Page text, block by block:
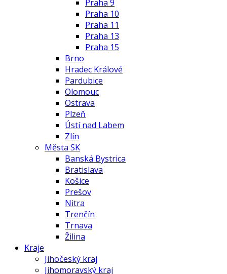
Praha 9
Praha 10
Praha 11
Praha 13
Praha 15
Brno
Hradec Králové
Pardubice
Olomouc
Ostrava
Plzeň
Ústí nad Labem
Zlín
Města SK
Banská Bystrica
Bratislava
Košice
Prešov
Nitra
Trenčín
Trnava
Žilina
Kraje
Jihočeský kraj
Jihomoravský kraj